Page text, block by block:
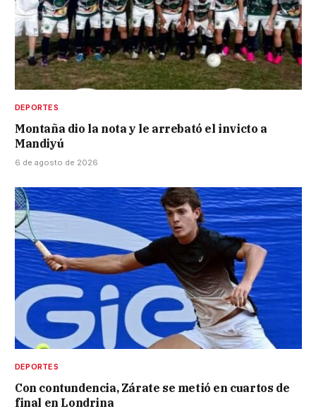
DEPORTES
Montaña dio la nota y le arrebató el invicto a
Mandiyú
6 de agosto de 2026
DEPORTES
Con contundencia, Zárate se metió en cuartos de
final en Londrina